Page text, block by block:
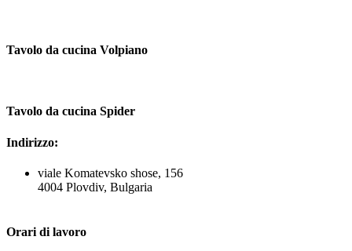
Tavolo da cucina Volpiano
Tavolo da cucina Spider
Indirizzo:
viale Komatevsko shose, 156
4004 Plovdiv, Bulgaria
Orari di lavoro